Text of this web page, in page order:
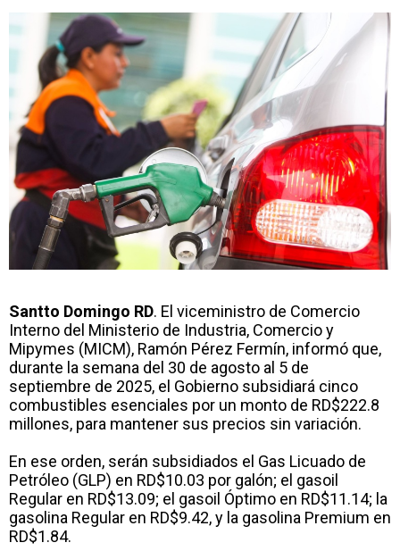
Santto Domingo RD. El viceministro de Comercio
Interno del Ministerio de Industria, Comercio y
Mipymes (MICM), Ramón Pérez Fermín, informó que,
durante la semana del 30 de agosto al 5 de
septiembre de 2025, el Gobierno subsidiará cinco
combustibles esenciales por un monto de RD$222.8
millones, para mantener sus precios sin variación.
En ese orden, serán subsidiados el Gas Licuado de
Petróleo (GLP) en RD$10.03 por galón; el gasoil
Regular en RD$13.09; el gasoil Óptimo en RD$11.14; la
gasolina Regular en RD$9.42, y la gasolina Premium en
RD$1.84.